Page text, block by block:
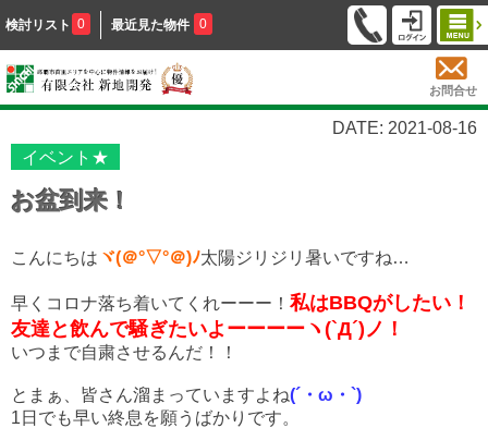
検討リスト 0 最近見た物件 0
お問合せ
DATE: 2021-08-16
イベント★
お盆到来！
こんにちは ヾ(＠°▽°＠)ﾉ太陽ジリジリ暑いですね…
早くコロナ落ち着いてくれーーー！ 私はBBQがしたい！
友達と飲んで騒ぎたいよーーーーヽ(`Д´)ノ！
いつまで自粛させるんだ！！
とまぁ、皆さん溜まっていますよね(´・ω・`)
1日でも早い終息を願うばかりです。